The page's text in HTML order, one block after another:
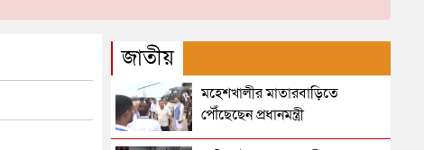
জাতীয়
মহেশখালীর মাতারবাড়িতে
পৌঁছেছেন প্রধানমন্ত্রী